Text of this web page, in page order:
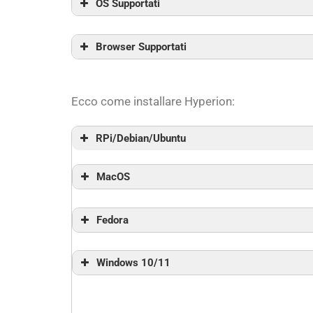
OS Supportati
Browser Supportati
Ecco come installare Hyperion:
RPi/Debian/Ubuntu
MacOS
Fedora
Per Fedora c’è un file .rpm. Un
Windows 10/11